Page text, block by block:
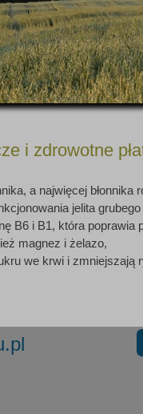
i zdrowotne
a najwięcej
jelita
B6 i B1, która poprawia
magnez i żelazo,
we krwi i